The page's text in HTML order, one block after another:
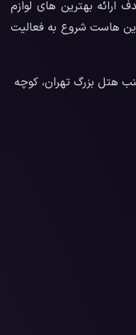
ارائه بهترین های لوازم
هاست شروع به فعالیت
هتل بزرگ تهران، کوچه